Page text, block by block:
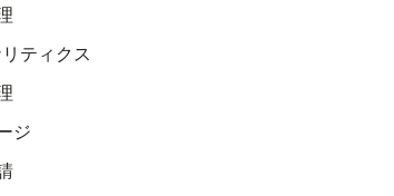
ティクス
ジ